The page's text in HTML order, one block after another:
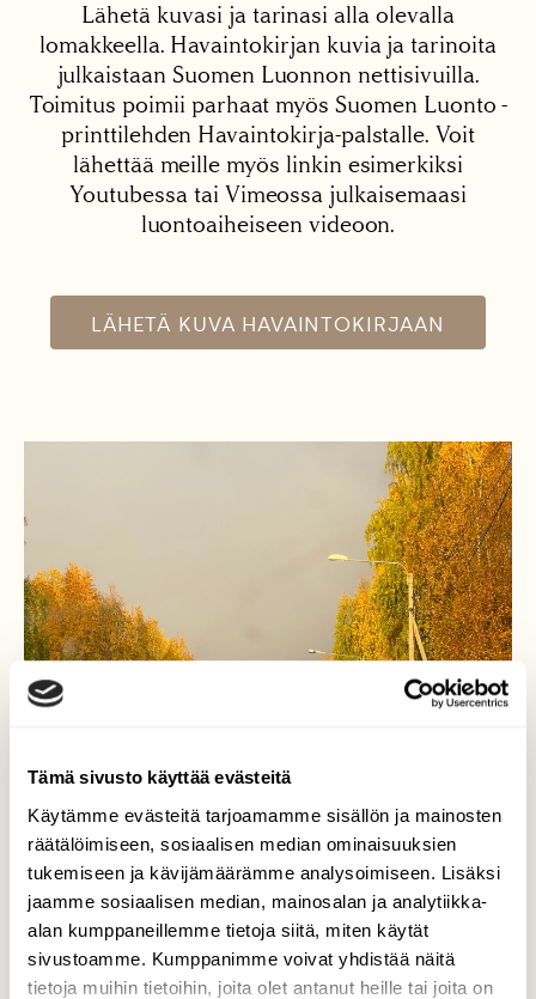
Tämä sivusto käyttää evästeitä
Käytämme evästeitä tarjoamamme sisällön ja mainosten
räätälöimiseen, sosiaalisen median ominaisuuksien
tukemiseen ja kävijämäärämme analysoimiseen. Lisäksi
jaamme sosiaalisen median, mainosalan ja analytiikka-
alan kumppaneillemme tietoja siitä, miten käytät
sivustoamme. Kumppanimme voivat yhdistää näitä
tietoja muihin tietoihin, joita olet antanut heille tai joita on
Lähetä kuvasi ja tarinasi alla olevalla
lomakkeella. Havaintokirjan kuvia ja tarinoita
julkaistaan Suomen Luonnon nettisivuilla.
Toimitus poimii parhaat myös Suomen Luonto -
printtilehden Havaintokirja-palstalle. Voit
lähettää meille myös linkin esimerkiksi
Youtubessa tai Vimeossa julkaisemaasi
luontoaiheiseen videoon.
LÄHETÄ KUVA HAVAINTOKIRJAAN